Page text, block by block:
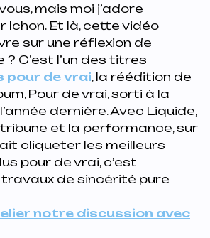
mais moi j’adore
Ichon. Et là, cette vidéo
sur une réflexion de
? C’est l’un des titres
pour de vrai, la réédition de
Pour de vrai, sorti à la
dernière. Avec Liquide,
et la performance, sur
cliqueter les meilleurs
pour de vrai, c’est
travaux de sincérité pure
notre discussion avec